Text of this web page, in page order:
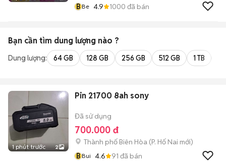
BBe 4.9 1000 đã bán
Bạn cần tìm dung lượng nào ?
Dung lượng: 64 GB 128 GB 256 GB 512 GB 1 TB
1 phút trước 2
Pin 21700 8ah sony
Đã sử dụng
700.000 đ
Thành phố Biên Hòa (P. Hố Nai mới)
BBui 4.6 91 đã bán